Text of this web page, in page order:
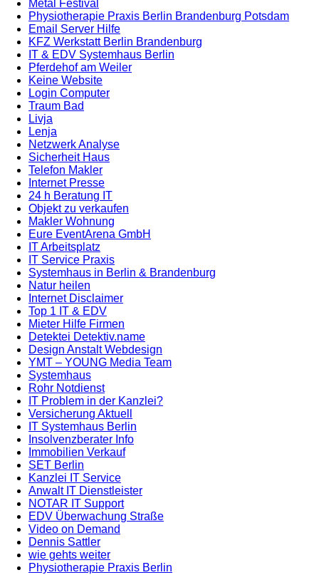
Metal Festival
Physiotherapie Praxis Berlin Brandenburg Potsdam
Email Server Hilfe
KFZ Werkstatt Berlin Brandenburg
IT & EDV Systemhaus Berlin
Pferdehof am Weiler
Keine Website
Login Computer
Traum Bad
Livja
Lenja
Netzwerk Analyse
Sicherheit Haus
Telefon Makler
Internet Presse
24 h Beratung IT
Objekt zu verkaufen
Makler Wohnung
Eure EventArena GmbH
IT Arbeitsplatz
IT Service Praxis
Systemhaus in Berlin & Brandenburg
Natur heilen
Internet Disclaimer
Top 1 IT & EDV
Mieter Hilfe Firmen
Detektei Detektiv.name
Design Anstalt Webdesign
YMT – YOUNG Media Team
Systemhaus
Rohr Notdienst
IT Problem in der Kanzlei?
Versicherung Aktuell
IT Systemhaus Berlin
Insolvenzberater Info
Immobilien Verkauf
SET Berlin
Kanzlei IT Service
Anwalt IT Dienstleister
NOTAR IT Support
EDV Überwachung Straße
Video on Demand
Dennis Sattler
wie gehts weiter
Physiotherapie Praxis Berlin